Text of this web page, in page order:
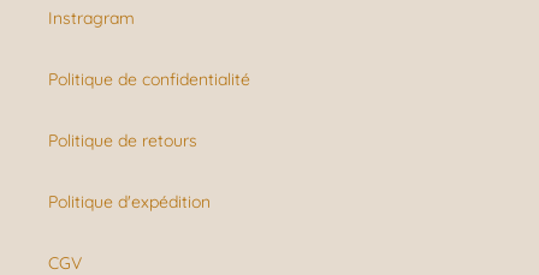
Instragram
Politique de confidentialité
Politique de retours
Politique d'expédition
CGV